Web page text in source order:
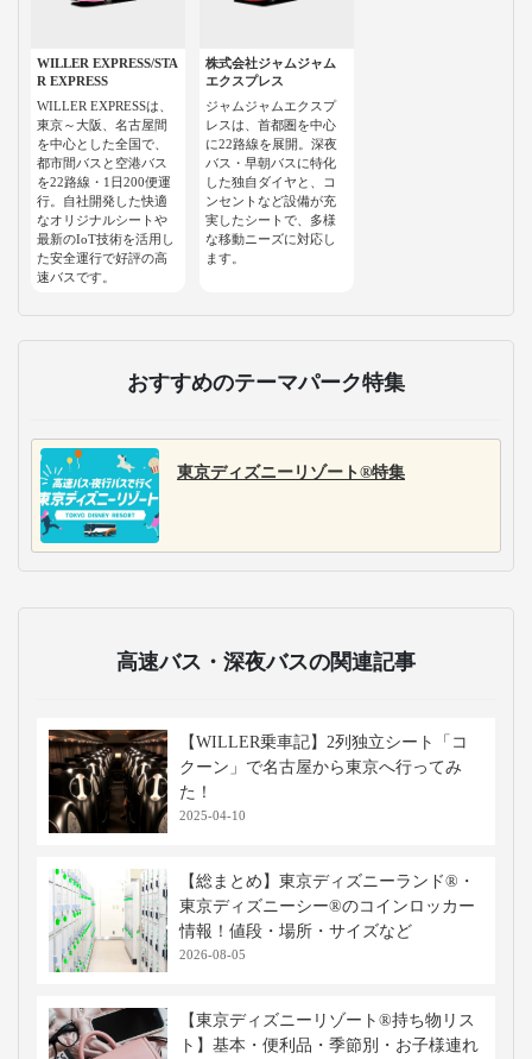
WILLER EXPRESS/STA
R EXPRESS
WILLER EXPRESSは、
東京～大阪、名古屋間
を中心とした全国で、
都市間バスと空港バス
を22路線・1日200便運
行。自社開発した快適
なオリジナルシートや
最新のIoT技術を活用し
た安全運行で好評の高
速バスです。
株式会社ジャムジャム
エクスプレス
ジャムジャムエクスプ
レスは、首都圏を中心
に22路線を展開。深夜
バス・早朝バスに特化
した独自ダイヤと、コ
ンセントなど設備が充
実したシートで、多様
な移動ニーズに対応し
ます。
おすすめのテーマパーク特集
東京ディズニーリゾート®特集
高速バス・深夜バスの関連記事
【WILLER乗車記】2列独立シート「コ
クーン」で名古屋から東京へ行ってみ
た！
2025-04-10
【総まとめ】東京ディズニーランド®・
東京ディズニーシー®のコインロッカー
情報！値段・場所・サイズなど
2026-08-05
【東京ディズニーリゾート®持ち物リス
ト】基本・便利品・季節別・お子様連れ